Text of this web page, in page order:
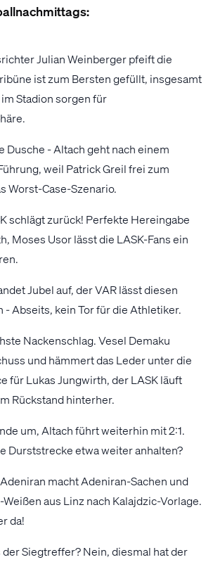
Julian Weinberger pfeift die
ist zum Bersten gefüllt, insgesamt
Stadion sorgen für
Dusche - Altach geht nach einem
weil Patrick Greil frei zum
Worst-Case-Szenario.
schlägt zurück! Perfekte Hereingabe
Moses Usor lässt die LASK-Fans ein
Jubel auf, der VAR lässt diesen
Abseits, kein Tor für die Athletiker.
Nackenschlag. Vesel Demaku
und hämmert das Leder unter die
für Lukas Jungwirth, der LASK läuft
Rückstand hinterher.
um, Altach führt weiterhin mit 2:1.
Durststrecke etwa weiter anhalten?
macht Adeniran-Sachen und
aus Linz nach Kalajdzic-Vorlage.
da!
der Siegtreffer? Nein, diesmal hat der